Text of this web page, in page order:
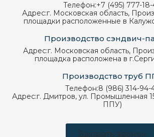
Телефон:+7 (495) 777-
Адрес:г. Московская область,
площадки расположенные в
Производство сэндвич-
Адрес:г. Московская область,
площадка расположена в
Производство труб
Телефон:8 (986) 314-94-
Адрес:г. Дмитров, ул. Промышленная
ППУ)
Заказать звонок